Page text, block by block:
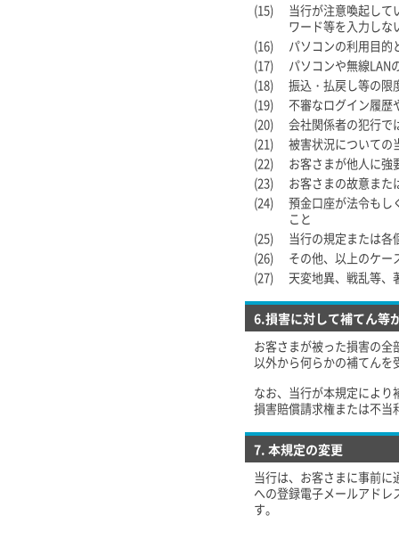
(15)
当行が注意喚起して
ワード等を入力しな
(16)
パソコンの利用目的
(17)
パソコンや無線LAN
(18)
振込・払戻し等の限
(19)
不審なログイン履歴
(20)
会社関係者の犯行で
(21)
被害状況についての
(22)
お客さまが他人に強
(23)
お客さまの故意また
(24)
預金口座が法令もし
こと
(25)
当行の規定または各
(26)
その他、以上のケー
(27)
天変地異、戦乱等、
6.損害に対して補てん等
お客さまが被った損害の
以外から何らかの補てんを
なお、当行が本規定によ
損害賠償請求権または不当
7. 本規定の変更
当行は、お客さまに事前
への登録電子メールアド
す。